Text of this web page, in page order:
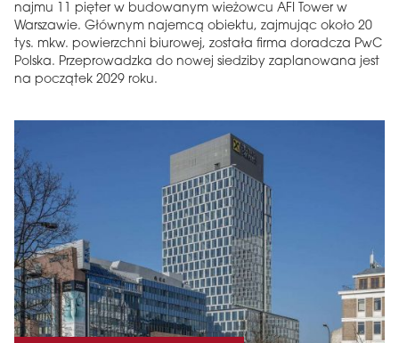
najmu 11 pięter w budowanym wieżowcu AFI Tower w
Warszawie. Głównym najemcą obiektu, zajmując około 20
tys. mkw. powierzchni biurowej, została firma doradcza PwC
Polska. Przeprowadzka do nowej siedziby zaplanowana jest
na początek 2029 roku.